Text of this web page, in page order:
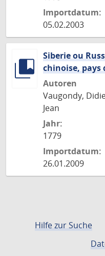
Importdatum:
05.02.2003
Siberie ou
chinoise, pays
Autoren
Vaugondy,
Jean
Jahr:
1779
Importdatum:
26.01.2009
Hilfe zur Suche